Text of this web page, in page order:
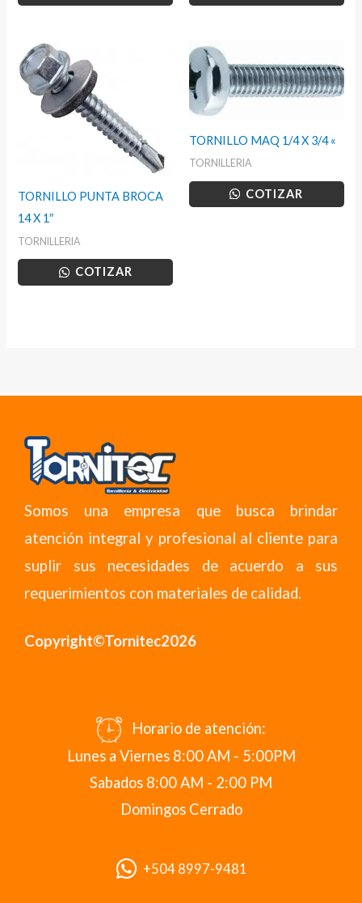
TORNILLO PUNTA BROCA
14 X 1″
TORNILLERIA
COTIZAR
TORNILLO MAQ 1/4 X 3/4 «
TORNILLERIA
COTIZAR
Somos una empresa que busca brindar
atención integral y profesional al cliente para
suplir sus necesidades de acuerdo a sus
requerimientos con materiales de calidad.
Copyright©Tornitec2026
Horario de atención:
Lunes a Viernes 8:00 AM - 5:00PM
Sabados 8:00 AM - 2:00 PM
Domingos Cerrado
+504 8997-9481